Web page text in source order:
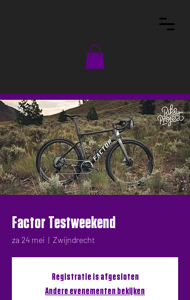
Factor Testweekend
za 24 mei
  |
Zwijndrecht
Registratie is afgesloten
Andere evenementen bekijken